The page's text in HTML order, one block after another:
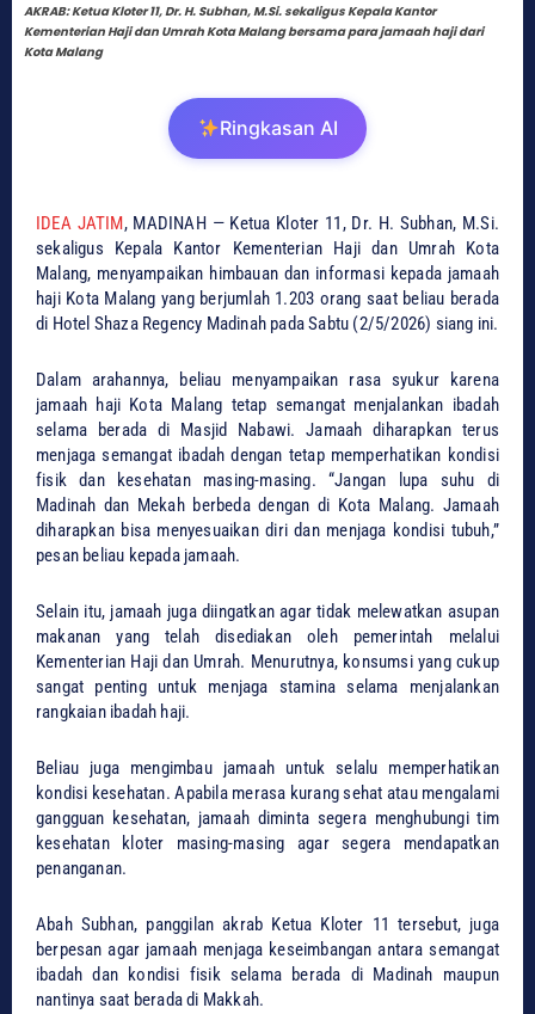
AKRAB: Ketua Kloter 11, Dr. H. Subhan, M.Si. sekaligus Kepala Kantor
Kementerian Haji dan Umrah Kota Malang bersama para jamaah haji dari
Kota Malang
Ringkasan AI
IDEA JATIM, MADINAH — Ketua Kloter 11, Dr. H. Subhan, M.Si.
sekaligus Kepala Kantor Kementerian Haji dan Umrah Kota
Malang, menyampaikan himbauan dan informasi kepada jamaah
haji Kota Malang yang berjumlah 1.203 orang saat beliau berada
di Hotel Shaza Regency Madinah pada Sabtu (2/5/2026) siang ini.
Dalam arahannya, beliau menyampaikan rasa syukur karena
jamaah haji Kota Malang tetap semangat menjalankan ibadah
selama berada di Masjid Nabawi. Jamaah diharapkan terus
menjaga semangat ibadah dengan tetap memperhatikan kondisi
fisik dan kesehatan masing-masing. “Jangan lupa suhu di
Madinah dan Mekah berbeda dengan di Kota Malang. Jamaah
diharapkan bisa menyesuaikan diri dan menjaga kondisi tubuh,”
pesan beliau kepada jamaah.
Selain itu, jamaah juga diingatkan agar tidak melewatkan asupan
makanan yang telah disediakan oleh pemerintah melalui
Kementerian Haji dan Umrah. Menurutnya, konsumsi yang cukup
sangat penting untuk menjaga stamina selama menjalankan
rangkaian ibadah haji.
Beliau juga mengimbau jamaah untuk selalu memperhatikan
kondisi kesehatan. Apabila merasa kurang sehat atau mengalami
gangguan kesehatan, jamaah diminta segera menghubungi tim
kesehatan kloter masing-masing agar segera mendapatkan
penanganan.
Abah Subhan, panggilan akrab Ketua Kloter 11 tersebut, juga
berpesan agar jamaah menjaga keseimbangan antara semangat
ibadah dan kondisi fisik selama berada di Madinah maupun
nantinya saat berada di Makkah.